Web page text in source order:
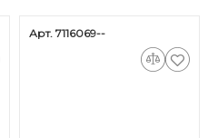
Арт. 7116069--